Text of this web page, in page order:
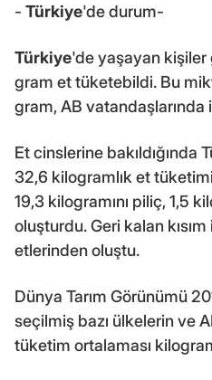
- Türkiye'de durum-
Türkiye'de yaşayan
gram et tüketebildi. Bu
gram, AB vatandaşlarında
Et cinslerine bakıldığında
32,6 kilogramlık et
19,3 kilogramını piliç, 1,5
oluşturdu. Geri kalan
etlerinden oluştu.
Dünya Tarım Görünümü
seçilmiş bazı ülkelerin ve
tüketim ortalaması